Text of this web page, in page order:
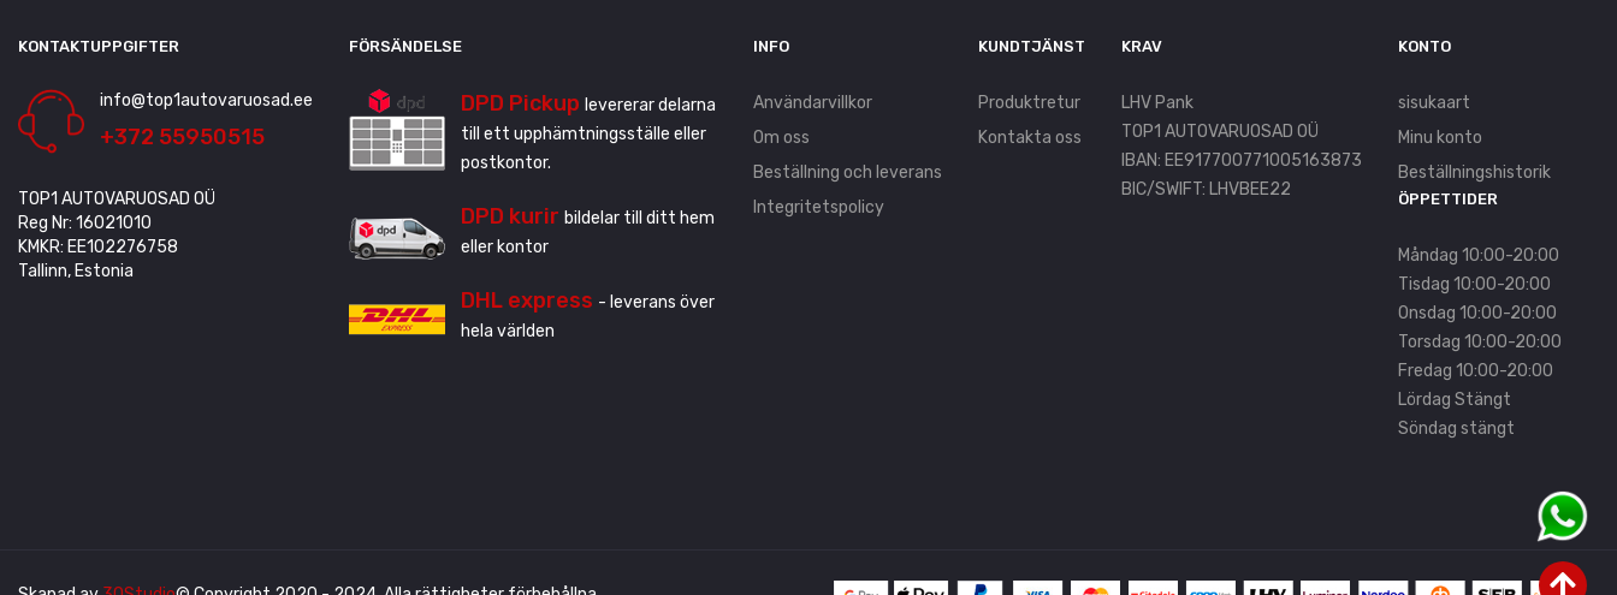
KONTAKTUPPGIFTER
info@top1autovaruosad.ee
+372 55950515
TOP1 AUTOVARUOSAD OÜ
Reg Nr: 16021010
KMKR: EE102276758
Tallinn, Estonia
FÖRSÄNDELSE
DPD Pickup levererar delarna
till ett upphämtningsställe eller
postkontor.
DPD kurir bildelar till ditt hem
eller kontor
DHL express - leverans över
hela världen
INFO
Användarvillkor
Om oss
Beställning och leverans
Integritetspolicy
KUNDTJÄNST
Produktretur
Kontakta oss
KRAV
LHV Pank
TOP1 AUTOVARUOSAD OÜ
IBAN: EE917700771005163873
BIC/SWIFT: LHVBEE22
KONTO
sisukaart
Minu konto
Beställningshistorik
ÖPPETTIDER
Måndag 10:00-20:00
Tisdag 10:00-20:00
Onsdag 10:00-20:00
Torsdag 10:00-20:00
Fredag 10:00-20:00
Lördag Stängt
Söndag stängt